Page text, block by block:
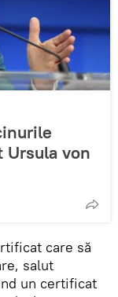
Ursula von
care să
salut
un certificat